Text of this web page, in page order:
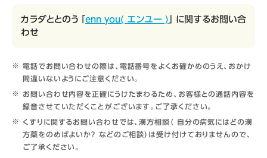
カラダととのう 「 enn you( エンユー ) 」 に関するお問い合
わせ
電話でお問い合わせの際は、電話番号をよくお確かめのうえ、おかけ
間違いないようにご注意ください。
お問い合わせ内容を正確にうけたまわるため、お客様との通話内容を
録音させていただくことがございます。ご了承ください。
くすりに関するお問い合わせでは、漢方相談（ 自分の病気にはどの漢
方薬をのめばよいか？ などのご相談）は受け付けておりませんので、
ご了承ください。